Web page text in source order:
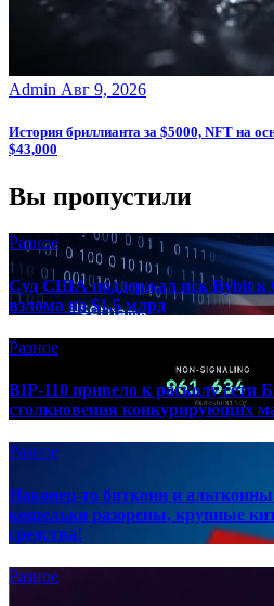
Admin Авг 9, 2026
История бриллианта за $5000, NFT на
$43,000
Вы пропустили
Разное
Суд США поддержал иск Bybit к
взлома на $1,5 млрд
Разное
BIP-110 привело к расколу сети
столкновения конкурирующих
Разное
Наконец-то биткоин и
кошельки разорены, крупные
средства!
Разное